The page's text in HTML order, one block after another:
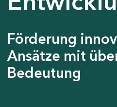
Förderung
Ansätze mit
Bedeutung